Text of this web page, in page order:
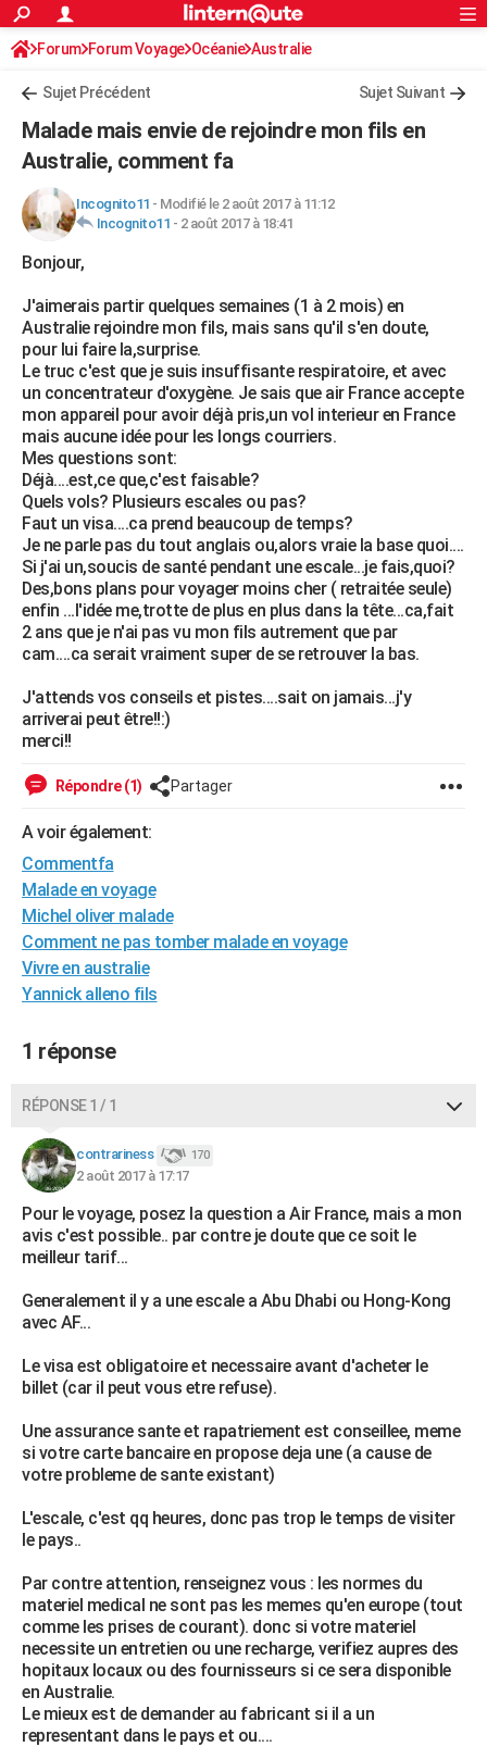
ACTUALITÉS
Politique
Société
Faits Divers
Education
Monde
Villes
+
Programme TV
TNTStreaming
Cinéma
Sorties cinéma
Musique
FINANCE
Retraite
Impôts
Epargne
Immobilier
Risques naturels par ville
Banque
Assurance
Crédit
AUTO
Réserver un essai
Citadines
Berlines
Forum auto
Forum
Aménagement intérieur
Extérieur
Cuisine
Salle de bains
Jardinage
Rangement
WEEK-END
Guides de France
Escapades
Patrimoine
Expositions
Musées
Week-end nature
+LIFESTYLE
Art de vivre
Bien-être
Loisirs
Mode
Modes de vie
SANTE
Alimentation
Guide de la santé
Maladies
Médicaments
Sommeil
VOYAGE
Destinations
City break
Voyage nature
Voyage de noces
Forum
Climat
+PHOTO
GUIDES D'ACHAT
BONS PLANS
CARTE DE VOEUX
DICTIONNAIRE
Dictionnaire
Biographies
Citations
Expressions
Proverbes
PROGRAMME TV
COPAINS D'AVANT
AVIS DE DÉCÈS
FORUM
S'inscrire
Connexion
Forum Forum Voyage Océanie Australie
Sujet Précédent Sujet Suivant
Malade mais envie de rejoindre mon fils en
Australie, comment fa
Incognito11 - Modifié le 2 août 2017 à 11:12
Incognito11 - 2 août 2017 à 18:41
Bonjour,
J'aimerais partir quelques semaines (1 à 2 mois) en
Australie rejoindre mon fils, mais sans qu'il s'en doute,
pour lui faire la,surprise.
Le truc c'est que je suis insuffisante respiratoire, et avec
un concentrateur d'oxygène. Je sais que air France accepte
mon appareil pour avoir déjà pris,un vol interieur en France
mais aucune idée pour les longs courriers.
Mes questions sont:
Déjà....est,ce que,c'est faisable?
Quels vols? Plusieurs escales ou pas?
Faut un visa....ca prend beaucoup de temps?
Je ne parle pas du tout anglais ou,alors vraie la base quoi....
Si j'ai un,soucis de santé pendant une escale...je fais,quoi?
Des,bons plans pour voyager moins cher ( retraitée seule)
enfin ...l'idée me,trotte de plus en plus dans la tête...ca,fait
2 ans que je n'ai pas vu mon fils autrement que par
cam....ca serait vraiment super de se retrouver la bas.
J'attends vos conseils et pistes....sait on jamais...j'y
arriverai peut être!!:)
merci!!
Répondre (1) Partager
A voir également:
Commentfa
Malade en voyage
Michel oliver malade
Comment ne pas tomber malade en voyage
Vivre en australie
Yannick alleno fils
1 réponse
RÉPONSE 1 / 1
contrariness 170
2 août 2017 à 17:17
Pour le voyage, posez la question a Air France, mais a mon
avis c'est possible.. par contre je doute que ce soit le
meilleur tarif...
Generalement il y a une escale a Abu Dhabi ou Hong-Kong
avec AF...
Le visa est obligatoire et necessaire avant d'acheter le
billet (car il peut vous etre refuse).
Une assurance sante et rapatriement est conseillee, meme
si votre carte bancaire en propose deja une (a cause de
votre probleme de sante existant)
L'escale, c'est qq heures, donc pas trop le temps de visiter
le pays..
Par contre attention, renseignez vous : les normes du
materiel medical ne sont pas les memes qu'en europe (tout
comme les prises de courant). donc si votre materiel
necessite un entretien ou une recharge, verifiez aupres des
hopitaux locaux ou des fournisseurs si ce sera disponible
en Australie.
Le mieux est de demander au fabricant si il a un
representant dans le pays et ou....